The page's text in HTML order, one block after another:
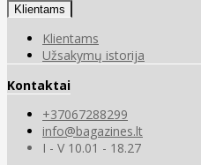
Klientams
Klientams
Užsakymų istorija
Kontaktai
+37067288299
info@bagazines.lt
I - V 10.01 - 18.27